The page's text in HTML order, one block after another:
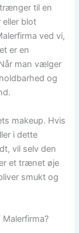
til en
blot
ved vi,
er en
man vælger
og
makeup. Hvis
i dette
vil selv den
et trænet øje
smukt og